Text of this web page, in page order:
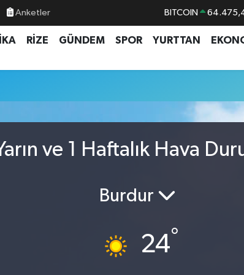
Anketler BITCOIN
DOLAR
GRAM ALTIN
BİST100
RİZE GÜNDEM SPOR YURTTAN
ve 1 Haftalık Hava
Burdur
24°